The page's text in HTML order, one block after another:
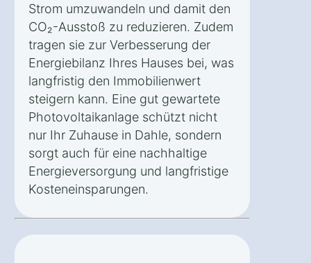
Strom umzuwandeln und damit den
CO₂-Ausstoß zu reduzieren. Zudem
tragen sie zur Verbesserung der
Energiebilanz Ihres Hauses bei, was
langfristig den Immobilienwert
steigern kann. Eine gut gewartete
Photovoltaikanlage schützt nicht
nur Ihr Zuhause in Dahle, sondern
sorgt auch für eine nachhaltige
Energieversorgung und langfristige
Kosteneinsparungen.